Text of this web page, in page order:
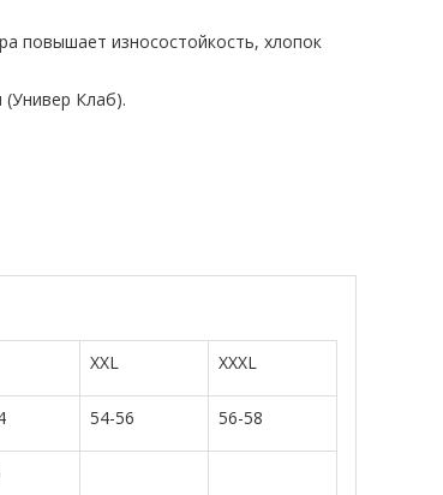
повышает износостойкость, хлопок
Клаб).
XXL XXXL
54-56 56-58